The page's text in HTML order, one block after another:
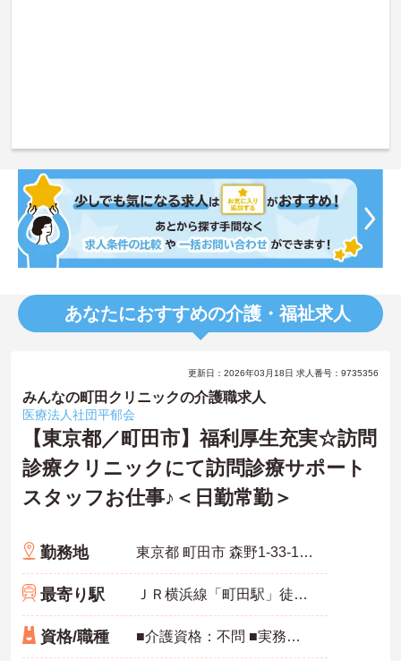
あなたにおすすめの介護・福祉求人
更新日：2026年03月18日 求人番号：9735356
みんなの町田クリニックの介護職求人
医療法人社団平郁会
【東京都／町田市】福利厚生充実☆訪問
診療クリニックにて訪問診療サポート
スタッフお仕事♪＜日勤常勤＞
勤務地 東京都 町田市 森野1-33-11 町田森野ビル501
最寄り駅 ＪＲ横浜線「町田駅」徒歩4分
資格/職種 ■介護資格：不問 ■実務経験：不問 ※経験者歓迎 ■普通自動車運転免許（AT限定可） ※PC操作：基本操作が可能な方